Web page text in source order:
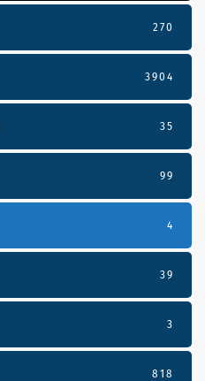
270
3904
35
99
4
39
3
818